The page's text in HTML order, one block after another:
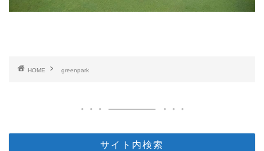
HOME greenpark
サイト内検索